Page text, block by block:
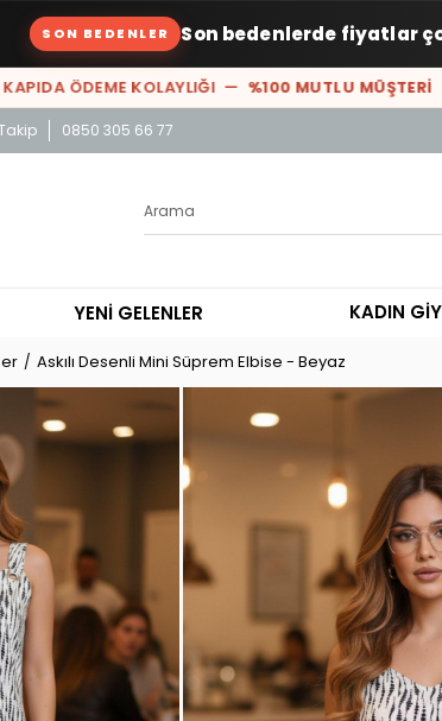
SON BEDENLER Son bedenlerde fiyatlar
ÖDEME KOLAYLIĞI —%100 MUTLU MÜŞTERİ—
0850 305 66 77
YENİ GELENLER KADIN
Askılı Desenli Mini Süprem Elbise - Beyaz